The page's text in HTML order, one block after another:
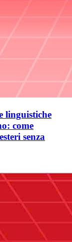
linguistiche
come
senza